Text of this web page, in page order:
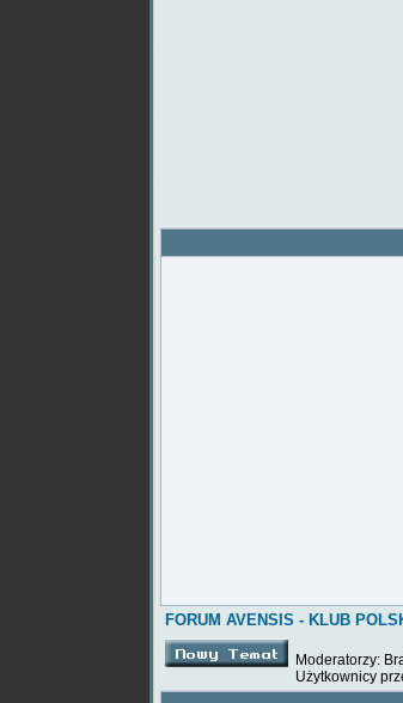
FORUM AVENSIS - KLUB
Moderatorzy:
Użytkownicy